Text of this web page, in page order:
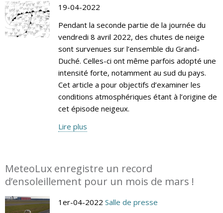
19-04-2022
Pendant la seconde partie de la journée du
vendredi 8 avril 2022, des chutes de neige
sont survenues sur l’ensemble du Grand-
Duché. Celles-ci ont même parfois adopté une
intensité forte, notamment au sud du pays.
Cet article a pour objectifs d’examiner les
conditions atmosphériques étant à l’origine de
cet épisode neigeux.
Lire plus
MeteoLux enregistre un record
d’ensoleillement pour un mois de mars !
1er-04-2022 Salle de presse